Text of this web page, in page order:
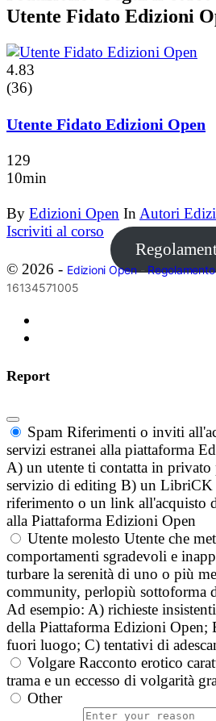
Utente Fidato Edizioni
4.83
(36)
Utente Fidato Edizioni Open
129
10min
By Edizioni Open In Autori
Iscriviti al corso
© 2026 - Edizioni Open-Regolamento
16134571005
Report
Spam Riferimenti o inviti
servizi estranei alla piattaforma
A) un utente ti contatta in privato
servizio di editing B) un LibriCK
riferimento o un link all'acquisto
alla Piattaforma Edizioni Open
Utente molesto Utente che
comportamenti sgradevoli e
turbare la serenità di uno o più
community, perlopiù sottoforma
Ad esempio: A) richieste
della Piattaforma Edizioni Open;
fuori luogo; C) tentativi di
Volgare Racconto erotico
trama e un eccesso di volgarità
Other